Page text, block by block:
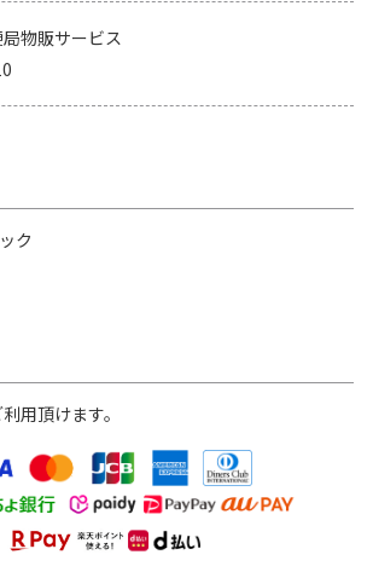
局物販サービス
ク
用頂けます。